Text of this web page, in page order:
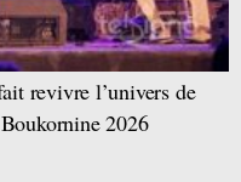
revivre l’univers de
2026